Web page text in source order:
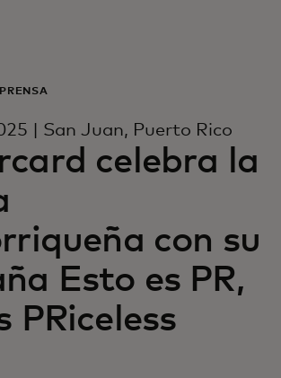
tendencias
| San Juan, Puerto Rico
celebra la
con su
Esto es PR,
PRiceless